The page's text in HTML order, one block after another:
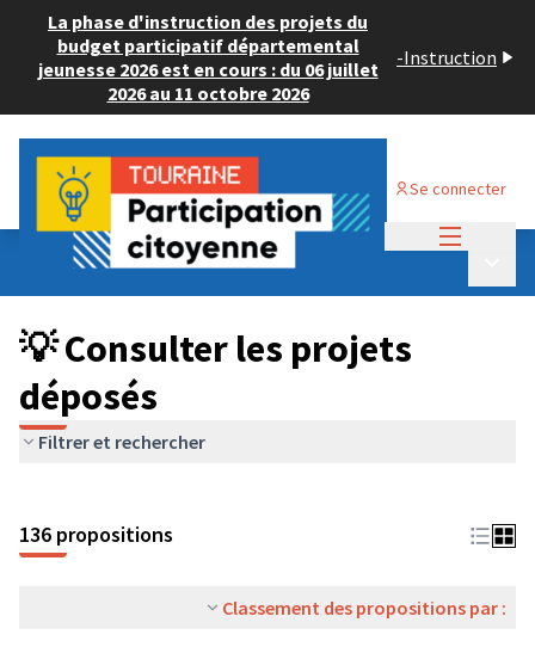
La phase d'instruction des projets du
budget participatif départemental
jeunesse 2026 est en cours : du 06 juillet
2026 au 11 octobre 2026
-Instruction
Se connecter
Budget Participatif JEUNESSE 2024
💡 Consulter les projets déposés
💡 Consulter les projets
déposés
Filtrer et rechercher
136 propositions
Classement des propositions par :